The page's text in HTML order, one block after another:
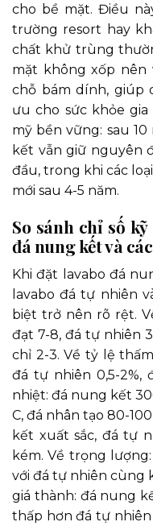
cho bề mặt. Điều
trường resort hay
chất khử trùng
mặt không xốp nên
chỗ bám dính, giúp
ưu cho sức khỏe
mỹ bền vững: sau
kết vẫn giữ nguyên
đầu, trong khi các
mới sau 4-5 năm.
So sánh chỉ số
đá nung kết và
Khi đặt lavabo đá
lavabo đá tự nhiên
biệt trở nên rõ rệt.
đạt 7-8, đá tự nhiên
chỉ 2-3. Về tỷ lệ
đá tự nhiên 0,5-2%,
nhiệt: đá nung kết
C, đá nhân tạo 80-
kết xuất sắc, đá tự
kém. Về trọng
với đá tự nhiên cùng
giá thành: đá nung
thấp hơn đá tự nhiên